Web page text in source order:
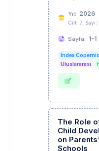
Yıl: 2026
Cilt: 7, Sayı:
Sayfa: 1-1
Index
Uluslararası
The Role
Child
on
Schools